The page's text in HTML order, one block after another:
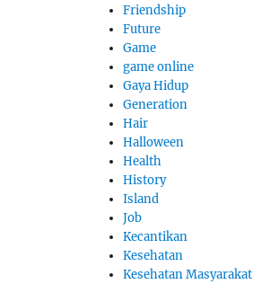
Friendship
Future
Game
game online
Gaya Hidup
Generation
Hair
Halloween
Health
History
Island
Job
Kecantikan
Kesehatan
Kesehatan Masyarakat